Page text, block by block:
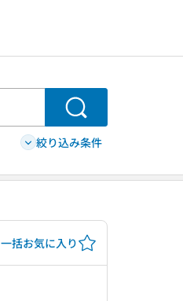
検索
絞り込み条件
一括お気に入り